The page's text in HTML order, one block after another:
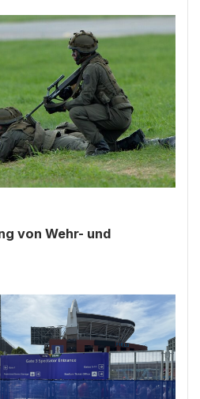
von Wehr- und